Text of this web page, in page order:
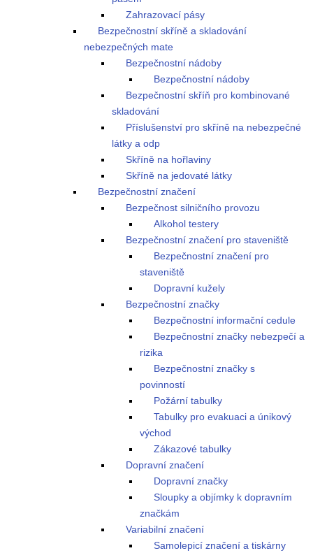
Zahrazovací pásy
Bezpečnostní skříně a skladování
nebezpečných mate
Bezpečnostní nádoby
Bezpečnostní nádoby
Bezpečnostní skříň pro kombinované
skladování
Příslušenství pro skříně na nebezpečné
látky a odp
Skříně na hořlaviny
Skříně na jedovaté látky
Bezpečnostní značení
Bezpečnost silničního provozu
Alkohol testery
Bezpečnostní značení pro staveniště
Bezpečnostní značení pro
staveniště
Dopravní kužely
Bezpečnostní značky
Bezpečnostní informační cedule
Bezpečnostní značky nebezpečí a
rizika
Bezpečnostní značky s
povinností
Požární tabulky
Tabulky pro evakuaci a únikový
východ
Zákazové tabulky
Dopravní značení
Dopravní značky
Sloupky a objímky k dopravním
značkám
Variabilní značení
Samolepicí značení a tiskárny